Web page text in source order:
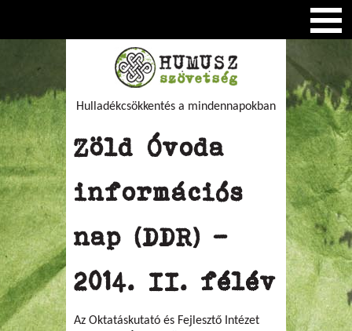
Hulladékcsökkentés a mindennapokban
Zöld Óvoda
információs
nap (DDR) -
2014. II. félév
Az Oktatáskutató és Fejlesztő Intézet